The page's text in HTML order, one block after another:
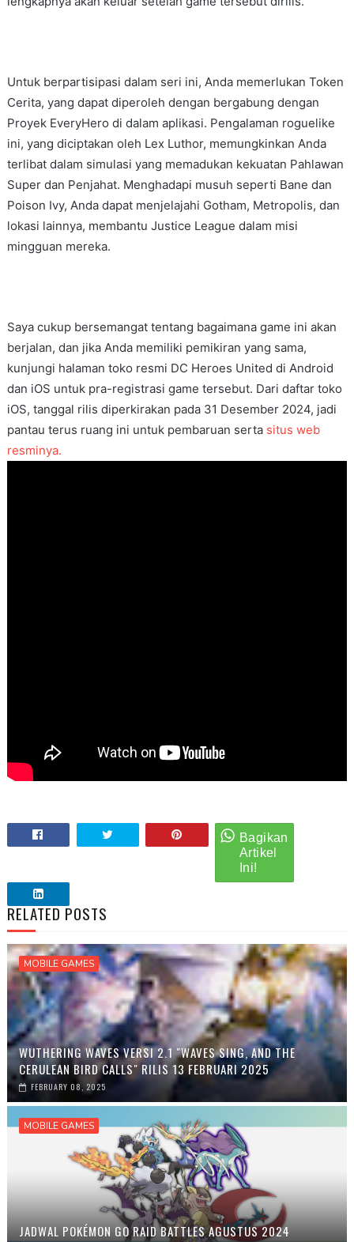
Untuk berpartisipasi dalam seri ini, Anda memerlukan Token
Cerita, yang dapat diperoleh dengan bergabung dengan
Proyek EveryHero di dalam aplikasi. Pengalaman roguelike
ini, yang diciptakan oleh Lex Luthor, memungkinkan Anda
terlibat dalam simulasi yang memadukan kekuatan Pahlawan
Super dan Penjahat. Menghadapi musuh seperti Bane dan
Poison Ivy, Anda dapat menjelajahi Gotham, Metropolis, dan
lokasi lainnya, membantu Justice League dalam misi
mingguan mereka.
Saya cukup bersemangat tentang bagaimana game ini akan
berjalan, dan jika Anda memiliki pemikiran yang sama,
kunjungi halaman toko resmi DC Heroes United di Android
dan iOS untuk pra-registrasi game tersebut. Dari daftar toko
iOS, tanggal rilis diperkirakan pada 31 Desember 2024, jadi
pantau terus ruang ini untuk pembaruan serta situs web
resminya.
RELATED POSTS
MOBILE GAMES
WUTHERING WAVES VERSI 2.1 "WAVES SING, AND THE
CERULEAN BIRD CALLS" RILIS 13 FEBRUARI 2025
FEBRUARY 08, 2025
MOBILE GAMES
JADWAL POKÉMON GO RAID BATTLES AGUSTUS 2024